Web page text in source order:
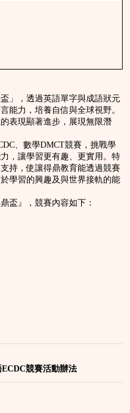
」，透過英語單字與成語狀元
能力，培養自信與全球視野。
表現顯著進步，展現無限潛
、數學DMCT競賽，挑戰學
，讓學習更有趣、更實用。特
持，使讓得鼎教育能透過競賽
學習的興趣及與世界接軌的能
盃』，競賽內容如下：
競賽活動辦法